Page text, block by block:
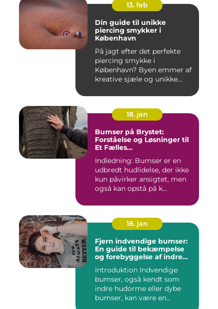
13. feb
Din guide til unikke
piercing smykker i
København
På jagt efter det perfekte
piercing smykke i
København? Byen emmer af
kreative sjæle og unikke
18. jan
Bumser på Brystet:
Forståelse og Løsninger til
Et Fælles
Indledning: Bumser er en
udbredt hudlidelse, der ikke
kun påvirker ansigtet, men
også kan opstå på k...
18. jan
Fjern indvendige bumser:
En guide til bekæmpelse
og forebyggelse af indre
Introduktion Indvendige
bumser, også kendt som
indre hudorme eller dybe
bumser, kan være en